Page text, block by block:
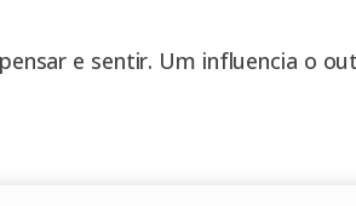
e sentir. Um influencia o